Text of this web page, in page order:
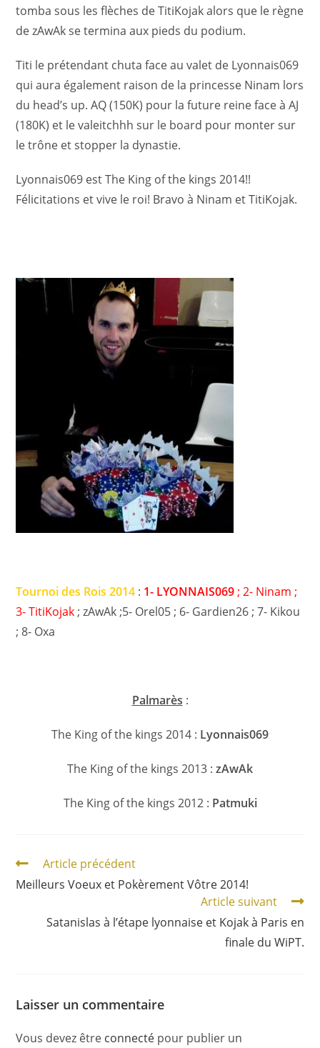
tomba sous les flèches de TitiKojak alors que le règne
de zAwAk se termina aux pieds du podium.
Titi le prétendant chuta face au valet de Lyonnais069
qui aura également raison de la princesse Ninam lors
du head’s up. AQ (150K) pour la future reine face à AJ
(180K) et le valeitchhh sur le board pour monter sur
le trône et stopper la dynastie.
Lyonnais069 est The King of the kings 2014!!
Félicitations et vive le roi! Bravo à Ninam et TitiKojak.
Tournoi des Rois 2014 : 1- LYONNAIS069 ; 2- Ninam ;
3- TitiKojak ; zAwAk ;5- Orel05 ; 6- Gardien26 ; 7- Kikou
; 8- Oxa
Palmarès :
The King of the kings 2014 : Lyonnais069
The King of the kings 2013 : zAwAk
The King of the kings 2012 : Patmuki
Article précédent
Meilleurs Voeux et Pokèrement Vôtre 2014!
Article suivant
Satanislas à l’étape lyonnaise et Kojak à Paris en
finale du WiPT.
Laisser un commentaire
Vous devez être connecté pour publier un